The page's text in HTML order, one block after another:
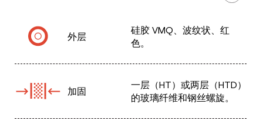
外层
硅胶 VMQ、波纹状、红
色。
加固
一层（HT）或两层（HTD）
的玻璃纤维和钢丝螺旋。